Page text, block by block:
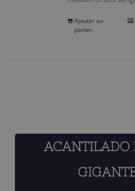
Ajouter au
panier
ACANTILADO